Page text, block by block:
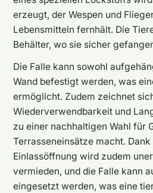
erzeugt, der Wespen und
Lebensmitteln fernhält. Die
Behälter, wo sie sicher
Die Falle kann sowohl
Wand befestigt werden, was
ermöglicht. Zudem zeichnet
Wiederverwendbarkeit und
zu einer nachhaltigen Wahl für
Terrasseneinsätze macht.
Einlassöffnung wird zudem
vermieden, und die Falle kann
eingesetzt werden, was eine